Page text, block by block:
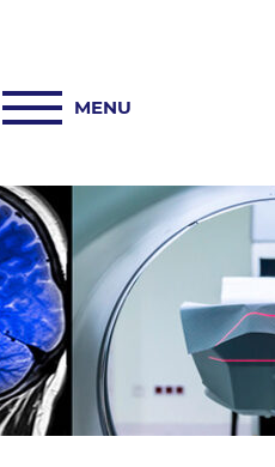
PASREL-
PLATEFORMES
ACTUALITÉS